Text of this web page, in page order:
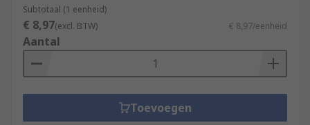
50 Ω
75 Ω
100 Ω
500 Ω
Subtotaal (1 eenheid)
€ 8,97(excl. BTW) € 8,97/eenheid
Aantal
Toevoegen